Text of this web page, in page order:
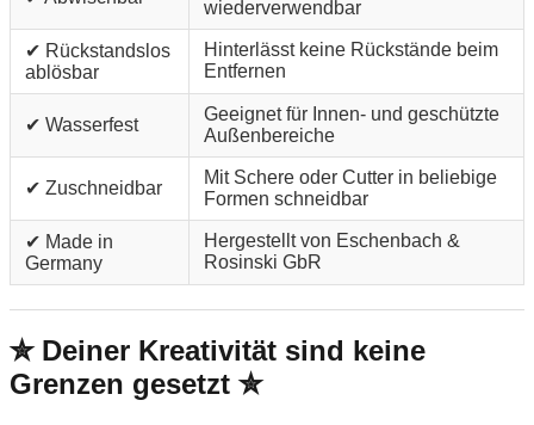
wiederverwendbar
✔ Rückstandslos
ablösbar
Hinterlässt keine Rückstände beim
Entfernen
✔ Wasserfest
Geeignet für Innen- und geschützte
Außenbereiche
✔ Zuschneidbar
Mit Schere oder Cutter in beliebige
Formen schneidbar
✔ Made in
Germany
Hergestellt von Eschenbach &
Rosinski GbR
✮ Deiner Kreativität sind keine
Grenzen gesetzt ✮